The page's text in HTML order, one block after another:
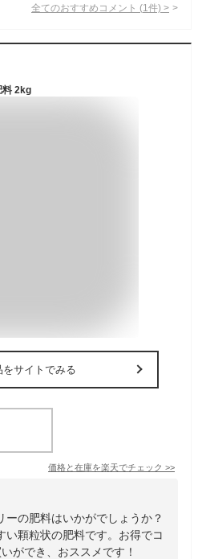
全てのおすすめコメント (1 件) >
料 2kg
をサイトでみる
価格と在庫を楽天でチェック >>
ーの肥料はいかがでしょうか？
い顆粒状の肥料です。お得でコ
ができ、おススメです！